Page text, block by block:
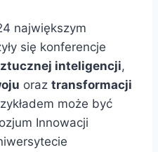
największym
się konferencje
inteligencji,
oraz transformacji
może być
Innowacji